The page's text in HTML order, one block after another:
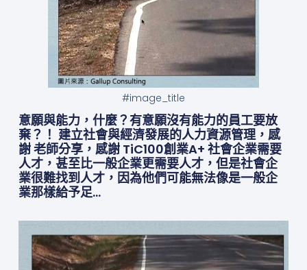
#image_title
意願與能力，什麼？有意願沒有能力的員工要放
棄？！ 建立社會與經濟發展的人力資源管理，感
謝 老師分享，感謝 TiC100創業A+ 社會企業需要
人才，甚至比一般企業更需要人才，但是社會企
業很難找到人才，因為他們可能無法像是一般企
業那樣給予足…